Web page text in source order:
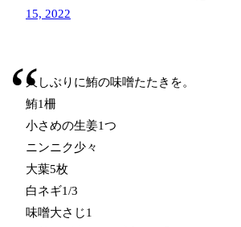
15, 2022
久しぶりに鮪の味噌たたきを。
鮪1柵
小さめの生姜1つ
ニンニク少々
大葉5枚
白ネギ1/3
味噌大さじ1